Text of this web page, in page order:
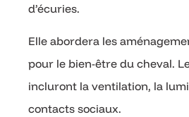
d’écuries.
Elle abordera les
pour le bien-être du cheval.
incluront la ventilation, la
contacts sociaux.